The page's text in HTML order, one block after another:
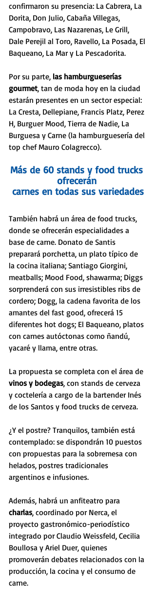
confirmaron su presencia: La Cabrera, La
Dorita, Don Julio, Cabaña Villegas,
Campobravo, Las Nazarenas, Le Grill,
Dale Perejil al Toro, Ravello, La Posada, El
Baqueano, La Mar y La Pescadorita.
Por su parte, las hamburgueserías
gourmet, tan de moda hoy en la ciudad
estarán presentes en un sector especial:
La Cresta, Dellepiane, Francis Platz, Perez
H, Burguer Mood, Tierra de Nadie, La
Burguesa y Carne (la hamburguesería del
top chef Mauro Colagrecco).
Más de 60 stands y food trucks
ofrecerán
carnes en todas sus variedades
También habrá un área de food trucks,
donde se ofrecerán especialidades a
base de carne. Donato de Santis
preparará porchetta, un plato típico de
la cocina italiana; Santiago Giorgini,
meatballs; Mood Food, shawarma; Diggs
sorprenderá con sus irresistibles ribs de
cordero; Dogg, la cadena favorita de los
amantes del fast good, ofrecerá 15
diferentes hot dogs; El Baqueano, platos
con carnes autóctonas como ñandú,
yacaré y llama, entre otras.
La propuesta se completa con el área de
vinos y bodegas, con stands de cerveza
y coctelería a cargo de la bartender Inés
de los Santos y food trucks de cerveza.
¿Y el postre? Tranquilos, también está
contemplado: se dispondrán 10 puestos
con propuestas para la sobremesa con
helados, postres tradicionales
argentinos e infusiones.
Además, habrá un anfiteatro para
charlas, coordinado por Nerca, el
proyecto gastronómico-periodístico
integrado por Claudio Weissfeld, Cecilia
Boullosa y Ariel Duer, quienes
promoverán debates relacionados con la
producción, la cocina y el consumo de
carne.